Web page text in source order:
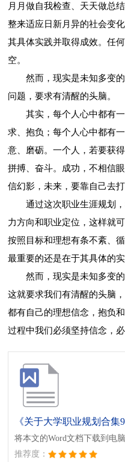
月月做自我检查、天天做总
整来适应日新月异的社会变
其具体实践并取得成效。任
空。
然而，现实是未知多变
问题，要求有清醒的头脑。
其实，每个人心中都有
求、抱负；每个人心中都有
意、磨砺。一个人，若要获
拼搏、奋斗。成功，不相信
信幻影，未来，要靠自己去打
通过这次职业生涯规划
力方向和职业定位，这样就
按照目标和理想有条不紊、
最重要的还是在于其具体的
然而，现实是未知多变
这就要求我们有清醒的头脑
都有自己的理想信念，抱负
过程中我们必须坚持信念，
《关于大学职业规划合集9
将本文的Word文档下载到电
推荐度：